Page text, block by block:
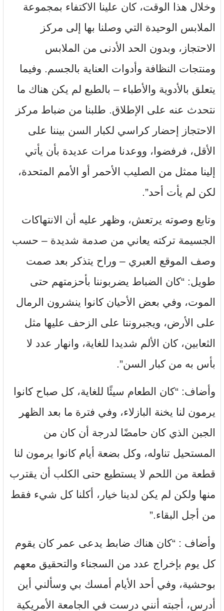
وخلال هذا الوقت، كان علينا الاكتفاء بمجموعة
الملابس الوحيدة التي وصلنا بها إلى مركز
الاحتجاز، وبدون الحد الأدنى من الملابس
ومنتجات النظافة وأدوات العناية بالجسم. وفيما
يتعلق بالأدوية والأطباء – بالطبع لم يكن هناك ما
نتحدث عنه على الإطلاق. طلبنا من ضباط مركز
الاحتجاز إحضار كراسي لكبار السن بيننا على
الأقل، فرفضوا، ووعدنا مرات عديدة بأن يأتي
إلينا ممثل من الصليب الأحمر أو الأمم المتحدة،
لكن لم يأت أحد”.
وتابع وصوته يرتعش، وظهر عليه أن الانتهاكات
الجسيمة تركته يعاني من صدمة شديدة – حسب
وصف الموقع العبري – وراح يتذكر بعد صمت
طويل: “كان الضباط يضربوننا بأحزمتهم حتى
الموت، وفي بعض الأحيان كانوا ينشرون الرمال
على الأرض، ويجبروننا على الزحف عليها مثل
الثعابين، كان الألم شديدا للغاية، وانهار عدد لا
بأس به من كبار السن”.
وأضاف: “كان الطعام سيئًا للغاية، كل صباح كانوا
يرمون لنا يخنة البازلاء، وفي فترة ما بعد الظهر
الجبن الذي كان حامضًا لدرجة أن كان من
المستحيل تناوله، وكل بضعة أيام كانوا يرمون لنا
قطعة من اللحم لا يستطيع حتى الكلب أن يقترب
منها ولكن لم يكن لدينا خيار، أكلنا كل شيء فقط
من أجل البقاء.”
وأضاف : “كان هناك ضابط يدعى عمر كان يقوم
كل يوم بإخراج عدد من السجناء والتحقيق معهم
بوحشية، وفي أحد الأيام أمسك بي وسألني أين
أدرس، أجبته أنني درست في الجامعة الأمريكية